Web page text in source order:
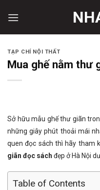
TẠP CHÍ NỘI THẤT
Mua ghế nằm thư
Sở hữu mẫu ghế thư giãn
những giây phút thoải mái
quen đọc sách thì hãy tham
giãn đọc sách đẹp ở Hà Nội
Table of Contents